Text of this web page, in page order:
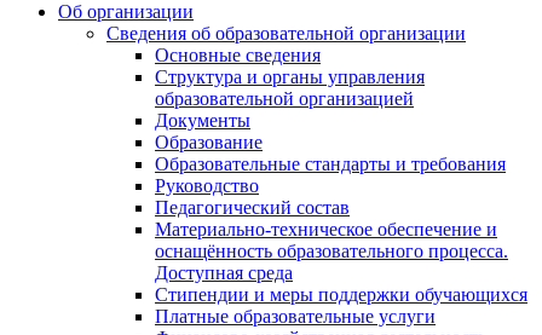
Об организации
Сведения об образовательной организации
Основные сведения
Структура и органы управления
образовательной организацией
Документы
Образование
Образовательные стандарты и требования
Руководство
Педагогический состав
Материально-техническое обеспечение и
оснащённость образовательного процесса.
Доступная среда
Стипендии и меры поддержки обучающихся
Платные образовательные услуги